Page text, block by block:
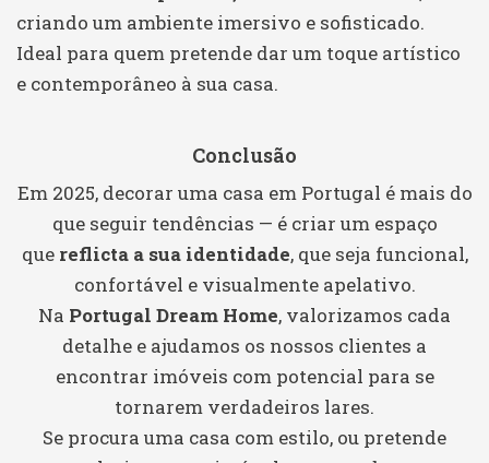
criando um ambiente imersivo e sofisticado.
Ideal para quem pretende dar um toque artístico
e contemporâneo à sua casa.
Conclusão
Em 2025, decorar uma casa em Portugal é mais do
que seguir tendências — é criar um espaço
que reflicta a sua identidade, que seja funcional,
confortável e visualmente apelativo.
Na Portugal Dream Home, valorizamos cada
detalhe e ajudamos os nossos clientes a
encontrar imóveis com potencial para se
tornarem verdadeiros lares.
Se procura uma casa com estilo, ou pretende